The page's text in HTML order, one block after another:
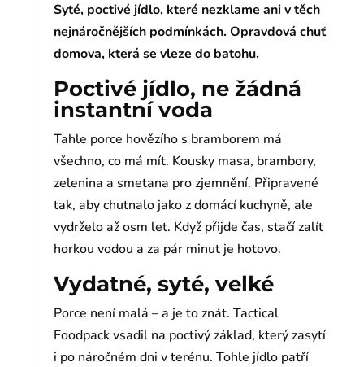
Syté, poctivé jídlo, které nezklame ani v těch
nejnáročnějších podmínkách. Opravdová chuť
domova, která se vleze do batohu.
Poctivé jídlo, ne žádná
instantní voda
Tahle porce hovězího s bramborem má
všechno, co má mít. Kousky masa, brambory,
zelenina a smetana pro zjemnění. Připravené
tak, aby chutnalo jako z domácí kuchyně, ale
vydrželo až osm let. Když přijde čas, stačí zalít
horkou vodou a za pár minut je hotovo.
Vydatné, syté, velké
Porce není malá – a je to znát. Tactical
Foodpack vsadil na poctivý základ, který zasytí
i po náročném dni v terénu. Tohle jídlo patří